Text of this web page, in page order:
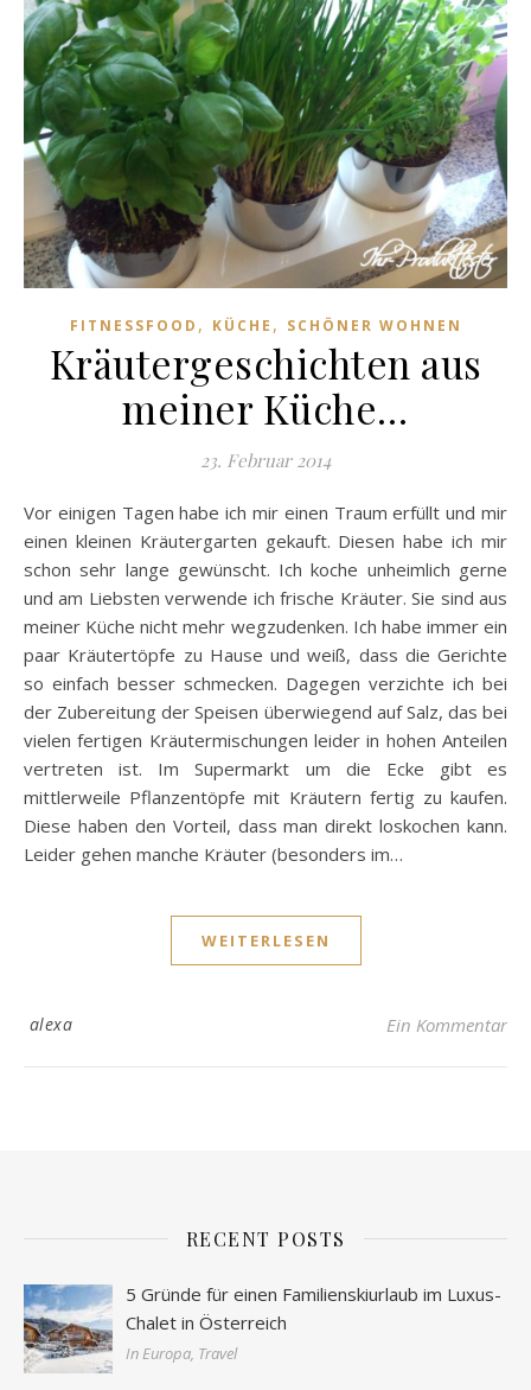
FITNESSFOOD , KÜCHE , SCHÖNER WOHNEN
Kräutergeschichten aus
meiner Küche…
23. Februar 2014
Vor einigen Tagen habe ich mir einen Traum erfüllt und mir
einen kleinen Kräutergarten gekauft. Diesen habe ich mir
schon sehr lange gewünscht. Ich koche unheimlich gerne
und am Liebsten verwende ich frische Kräuter. Sie sind aus
meiner Küche nicht mehr wegzudenken. Ich habe immer ein
paar Kräutertöpfe zu Hause und weiß, dass die Gerichte
so einfach besser schmecken. Dagegen verzichte ich bei
der Zubereitung der Speisen überwiegend auf Salz, das bei
vielen fertigen Kräutermischungen leider in hohen Anteilen
vertreten ist. Im Supermarkt um die Ecke gibt es
mittlerweile Pflanzentöpfe mit Kräutern fertig zu kaufen.
Diese haben den Vorteil, dass man direkt loskochen kann.
Leider gehen manche Kräuter (besonders im…
WEITERLESEN
alexa Ein Kommentar
RECENT POSTS
5 Gründe für einen Familienskiurlaub im Luxus-
Chalet in Österreich
In Europa, Travel